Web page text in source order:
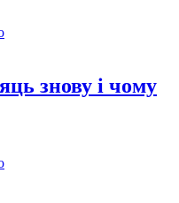
знову і чому